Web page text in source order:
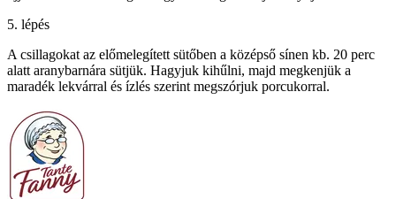
5. lépés
A csillagokat az előmelegített sütőben a középső sínen kb. 20 perc
alatt aranybarnára sütjük. Hagyjuk kihűlni, majd megkenjük a
maradék lekvárral és ízlés szerint megszórjuk porcukorral.